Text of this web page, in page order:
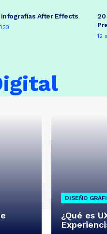
After Effects
20
12
DISEÑO
¿Qué es